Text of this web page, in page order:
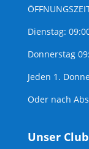
Dienstag:
Donnerstag
Jeden 1.
Oder nach
Unser